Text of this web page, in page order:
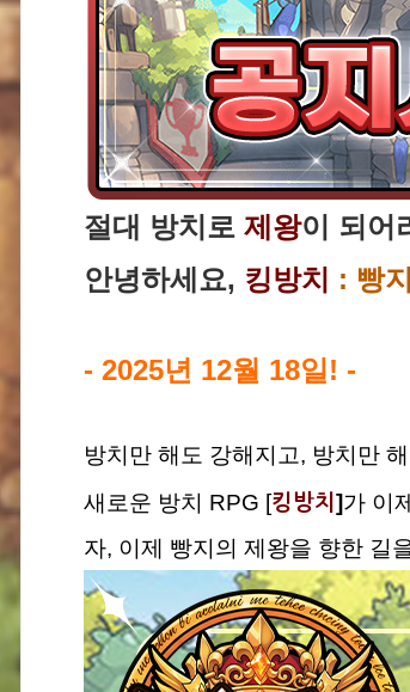
절대 방치로 제왕이 되어
안녕하세요, 킹방치 : 빵
- 2025년 12월 18일! -
방치만 해도 강해지고, 방치만
새로운 방치 RPG [킹방치 ]가 이
자, 이제 빵지의 제왕을 향한 길